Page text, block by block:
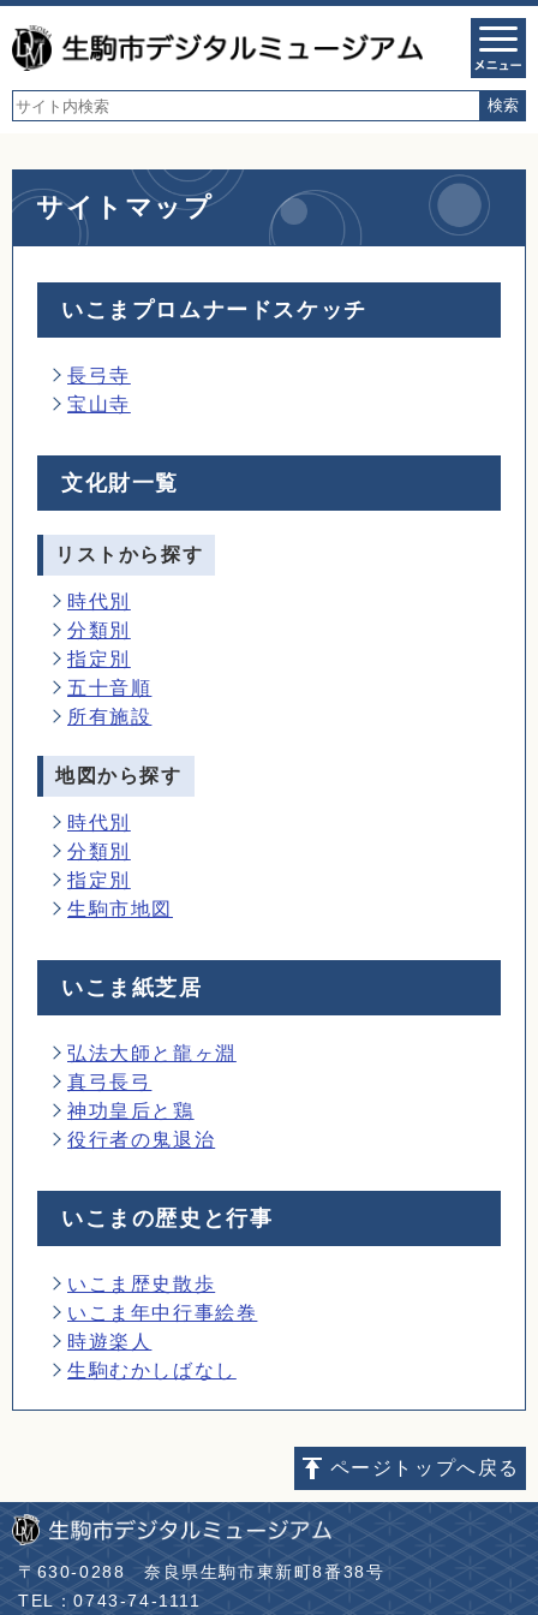
サイトマップ
いこまプロムナードスケッチ
長弓寺
宝山寺
文化財一覧
リストから探す
時代別
分類別
指定別
五十音順
所有施設
地図から探す
時代別
分類別
指定別
生駒市地図
いこま紙芝居
弘法大師と龍ヶ淵
真弓長弓
神功皇后と鶏
役行者の鬼退治
いこまの歴史と行事
いこま歴史散歩
いこま年中行事絵巻
時遊楽人
生駒むかしばなし
ページトップへ戻る
〒630-0288
奈良県生駒市東新町8番38号
TEL：0743-74-1111